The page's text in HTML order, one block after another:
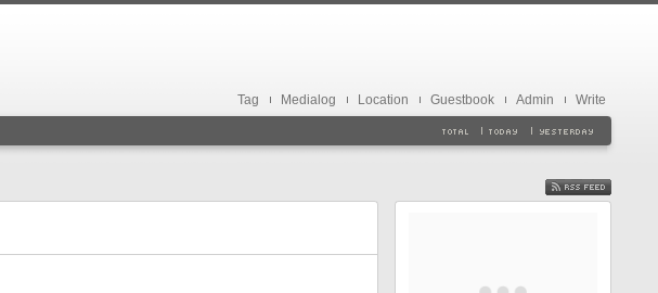
Tag Medialog Location Guestbook Admin Write
FEED